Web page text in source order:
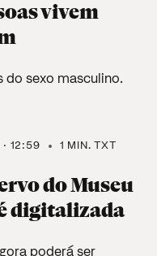
vivem
do sexo masculino.
12:59 1 MIN. TXT
do Museu
digitalizada
poderá ser